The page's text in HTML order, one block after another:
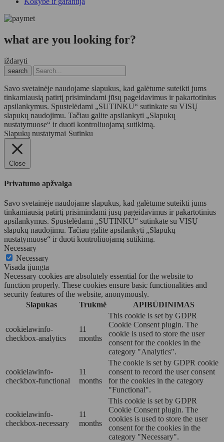
what are you looking for?
iždaryti
search
Savo svetainėje naudojame slapukus, kad galėtume suteikti jums
tinkamiausią patirtį prisimindami jūsų pageidavimus ir pakartotinius
apsilankymus. Spustelėdami „SUTINKU“ sutinkate su VISŲ
slapukų naudojimu. Tačiau galite apsilankyti „Slapukų
nustatymuose“ ir duoti kontroliuojamą sutikimą.
Slapukų nustatymai Sutinku
Close
Privatumo apžvalga
Savo svetainėje naudojame slapukus, kad galėtume suteikti jums
tinkamiausią patirtį prisimindami jūsų pageidavimus ir pakartotinius
apsilankymus. Spustelėdami „SUTINKU“ sutinkate su VISŲ
slapukų naudojimu. Tačiau galite apsilankyti „Slapukų
nustatymuose“ ir duoti kontroliuojamą sutikimą.
Necessary
Necessary
Visada įjungta
Necessary cookies are absolutely essential for the website to
function properly. These cookies ensure basic functionalities and
security features of the website, anonymously.
Slapukas
Trukmė APIBŪDINIMAS
cookielawinfo-
checkbox-analytics
11
months
This cookie is set by GDPR
Cookie Consent plugin. The
cookie is used to store the user
consent for the cookies in the
category "Analytics".
cookielawinfo-
checkbox-functional
11
months
The cookie is set by GDPR cookie
consent to record the user consent
for the cookies in the category
"Functional".
cookielawinfo-
checkbox-necessary
11
months
This cookie is set by GDPR
Cookie Consent plugin. The
cookies is used to store the user
consent for the cookies in the
category "Necessary".